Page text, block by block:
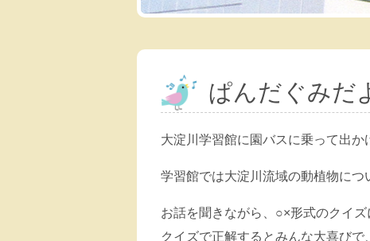
ぱんだぐみだ
大淀川学習館に園バスに乗って出か
学習館では大淀川流域の動植物につ
お話を聞きながら、○×形式のクイズ
クイズで正解するとみんな大喜びで